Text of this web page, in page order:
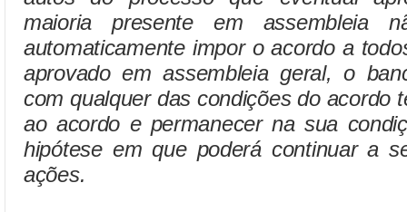
maioria presente em assembleia
automaticamente impor o acordo a
aprovado em assembleia geral, o
com qualquer das condições do acordo
ao acordo e permanecer na sua
hipótese em que poderá continuar a
ações.